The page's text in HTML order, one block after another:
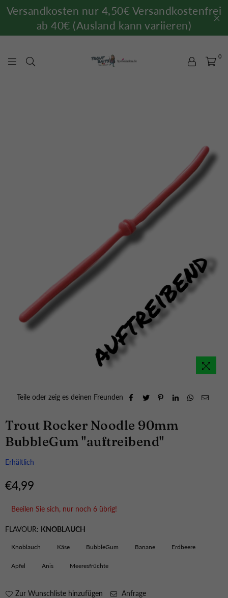
Versandkosten nur 4,50€ Versandkostenfrei
ab 40€ (Ausland kann variieren)
0
Teile oder zeig es deinen Freunden
Trout Rocker Noodle 90mm
BubbleGum "auftreibend"
Erhältlich
Normaler
€4,99
Beeilen Sie sich, nur noch 6 übrig!
FLAVOUR: KNOBLAUCH
Knoblauch Käse BubbleGum Banane Erdbeere
Apfel Anis Meeresfrüchte
Zur Wunschliste hinzufügen Anfrage